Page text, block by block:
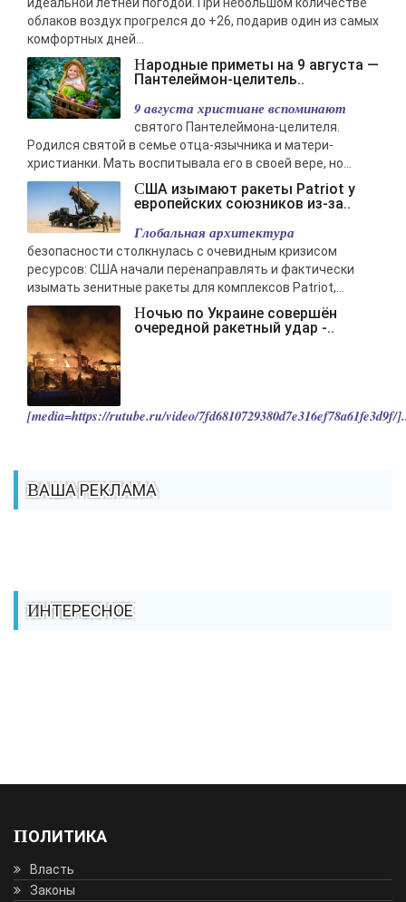
облаков воздух прогрелся до +26, подарив один из самых
комфортных дней...
Народные приметы на 9 августа —
Пантелеймон-целитель..
9 августа христиане вспоминают
святого Пантелеймона-целителя.
Родился святой в семье отца-язычника и матери-
христианки. Мать воспитывала его в своей вере, но...
США изымают ракеты Patriot у
европейских союзников из-за..
Глобальная архитектура
безопасности столкнулась с очевидным кризисом
ресурсов: США начали перенаправлять и фактически
изымать зенитные ракеты для комплексов Patriot,...
Ночью по Украине совершён
очередной ракетный удар -..
[media=https://rutube.ru/video/7fd6810729380d7e316ef78a61fe3d9f/
ВАША РЕКЛАМА
ИНТЕРЕСНОЕ
ПОЛИТИКА
Власть
Законы